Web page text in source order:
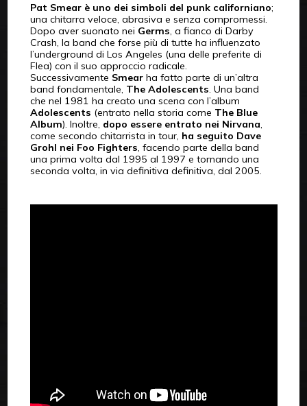
Pat Smear è uno dei simboli del punk californiano;
una chitarra veloce, abrasiva e senza compromessi.
Dopo aver suonato nei Germs, a fianco di Darby
Crash, la band che forse più di tutte ha influenzato
l’underground di Los Angeles (una delle preferite di
Flea) con il suo approccio radicale.
Successivamente Smearha fatto parte di un’altra
band fondamentale, The Adolescents. Una band
che nel 1981 ha creato una scena con l’album
Adolescents (entrato nella storia come The Blue
Album). Inoltre, dopo essere entrato nei Nirvana,
come secondo chitarrista in tour, ha seguito Dave
Grohl nei Foo Fighters, facendo parte della band
una prima volta dal 1995 al 1997 e tornando una
seconda volta, in via definitiva definitiva, dal 2005.